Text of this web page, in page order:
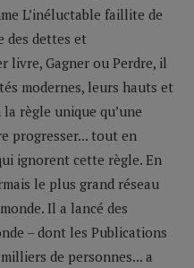
L’inéluctable faillite de
des dettes et
livre, Gagner ou Perdre, il
modernes, leurs hauts et
règle unique qu’une
progresser... tout en
ignorent cette règle. En
le plus grand réseau
Il a lancé des
– dont les Publications
de personnes... a